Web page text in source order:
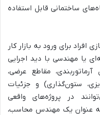
ساختمانی قابل استفاده
افراد برای ورود به بازار کار
یا مهندسی با دید اجرایی
مقاطع عرضی،
ستون‌گذاری) و جزئیات
در پروژه‌های واقعی
عنوان یک مهندس محاسب،